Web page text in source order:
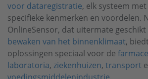
voor dataregistratie, elk systeem
specifieke kenmerken en voordelen.
OnlineSensor, dat uitermate
bewaken van het binnenklimaat,
oplossingen speciaal voor de
laboratoria, ziekenhuizen, transport